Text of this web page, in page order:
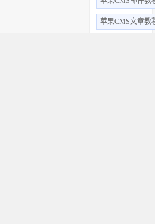
苹果CMS文章教
站长圈 www.yszzq.com 版权所有